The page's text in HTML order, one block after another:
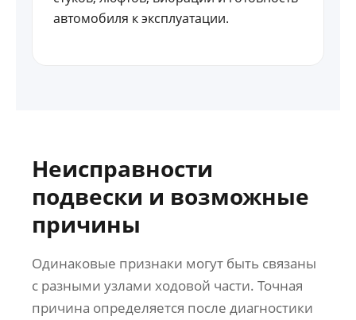
автомобиля к эксплуатации.
Неисправности
подвески и возможные
причины
Одинаковые признаки могут быть связаны
с разными узлами ходовой части. Точная
причина определяется после диагностики